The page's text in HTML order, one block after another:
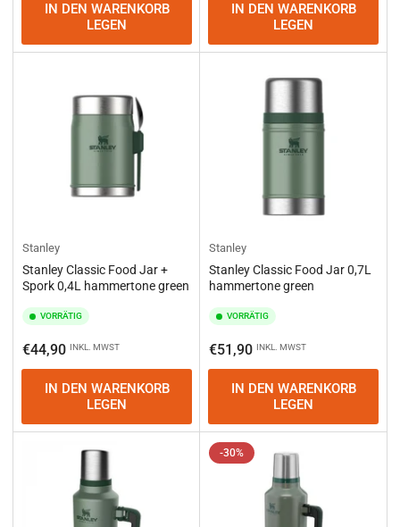
IN DEN WARENKORB
LEGEN
IN DEN WARENKORB
LEGEN
Stanley
Stanley Classic Food Jar +
Spork 0,4L hammertone green
VORRÄTIG
Normaler
Preis
€44,90 INKL. MWST
IN DEN WARENKORB
LEGEN
Stanley
Stanley Classic Food Jar 0,7L
hammertone green
VORRÄTIG
Normaler
Preis
€51,90 INKL. MWST
IN DEN WARENKORB
LEGEN
-30%